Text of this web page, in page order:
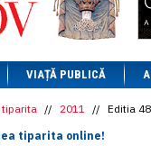
1 AED= 1.1933
1 AUD= 2.7957
1 BGN= 2.5449
1 CAD= 3.1559
1 CHF= 5.2813
1 CNY
= 0.6015
1 DKK= 0.6668
VIAȚĂ PUBLICĂ
tiparita // 2011 // Editia
tiparita online!